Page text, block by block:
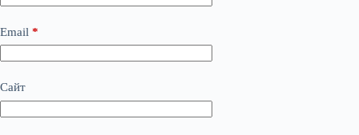
Email *
Сайт